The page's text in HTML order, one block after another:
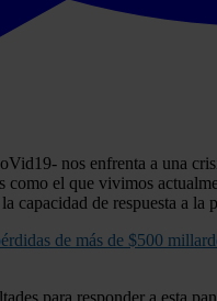
nos enfrenta a una
el que vivimos
de respuesta a la
de más de $500
para responder a esta